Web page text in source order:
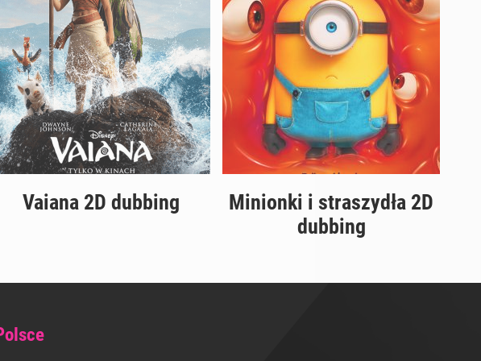
Vaiana 2D dubbing
Minionki i straszydła 2D
dubbing